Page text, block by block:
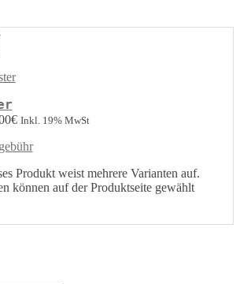
€ Inkl. 19% MwSt
Produkt weist mehrere Varianten auf.
können auf der Produktseite gewählt